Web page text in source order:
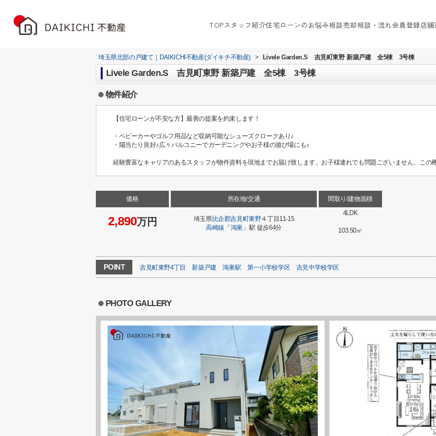
TOPスタッフ紹介住宅ローンのお悩み相談売却相談・流れ会員登録店
埼玉県北部の戸建て｜DAIKICHI不動産(ダイキチ不動産) > Livele Garden.S 吉見町東野 新築戸建 全5棟 3号棟
Livele Garden.S 吉見町東野 新築戸建 全5棟 3号棟
物件紹介
【住宅ローンが不安な方】最善の提案を約束します！
・ベビーカーやゴルフ用品など収納可能なシューズクロークあり♪
・陽当たり良好♪広々バルコニーでガーデニングやお子様の遊び場にも♪
経験豊富なキャリアのあるスタッフが物件資料を現地までお届け致します。お子様連れでも問題ございません、この
価格
2,890万円
所在地/交通
埼玉県比企郡吉見町東野４丁目11-15
高崎線 「 鴻巣 」駅 徒歩64分
間取り/建物面積
4LDK
103.50㎡
POINT 吉見町東野4丁目 新築戸建 鴻巣駅 第一小学校学区 吉見中学校学区
PHOTO GALLERY